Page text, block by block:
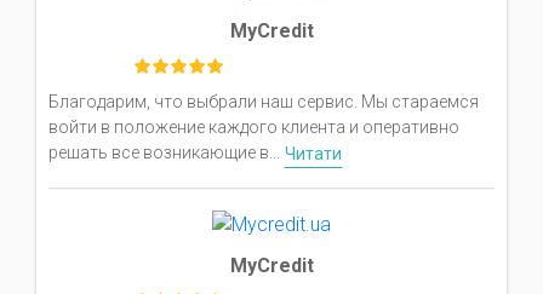
MyCredit
Благодарим, что выбрали наш сервис. Мы стараемся
войти в положение каждого клиента и оперативно
решать все возникающие в... Читати
MyCredit